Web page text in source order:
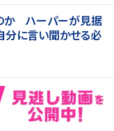
か ハーパーが見据
分に言い聞かせる必